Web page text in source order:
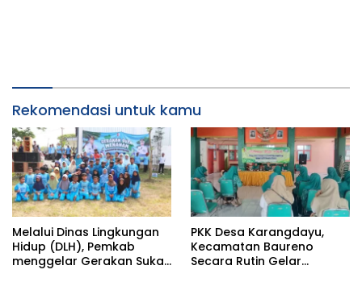
Rekomendasi untuk kamu
Melalui Dinas Lingkungan
Hidup (DLH), Pemkab
menggelar Gerakan Suka
PKK Desa Karangdayu,
Kecamatan Baureno
Secara Rutin Gelar